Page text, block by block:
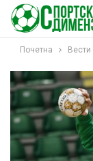
Почетна Вести